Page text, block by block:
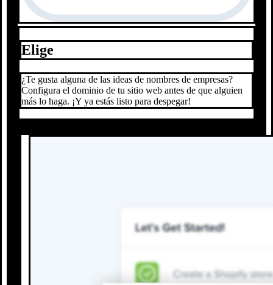
Elige
¿Te gusta alguna de las ideas de nombres de empresas?
Configura el dominio de tu sitio web antes de que alguien
más lo haga. ¡Y ya estás listo para despegar!